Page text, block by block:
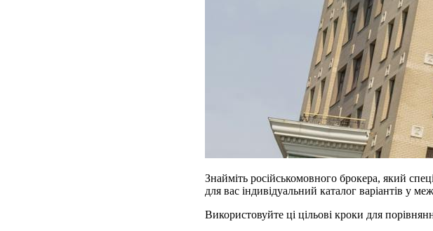
Знайміть російськомовного брокера, який
для вас індивідуальний каталог варіантів у
Використовуйте ці цільові кроки для